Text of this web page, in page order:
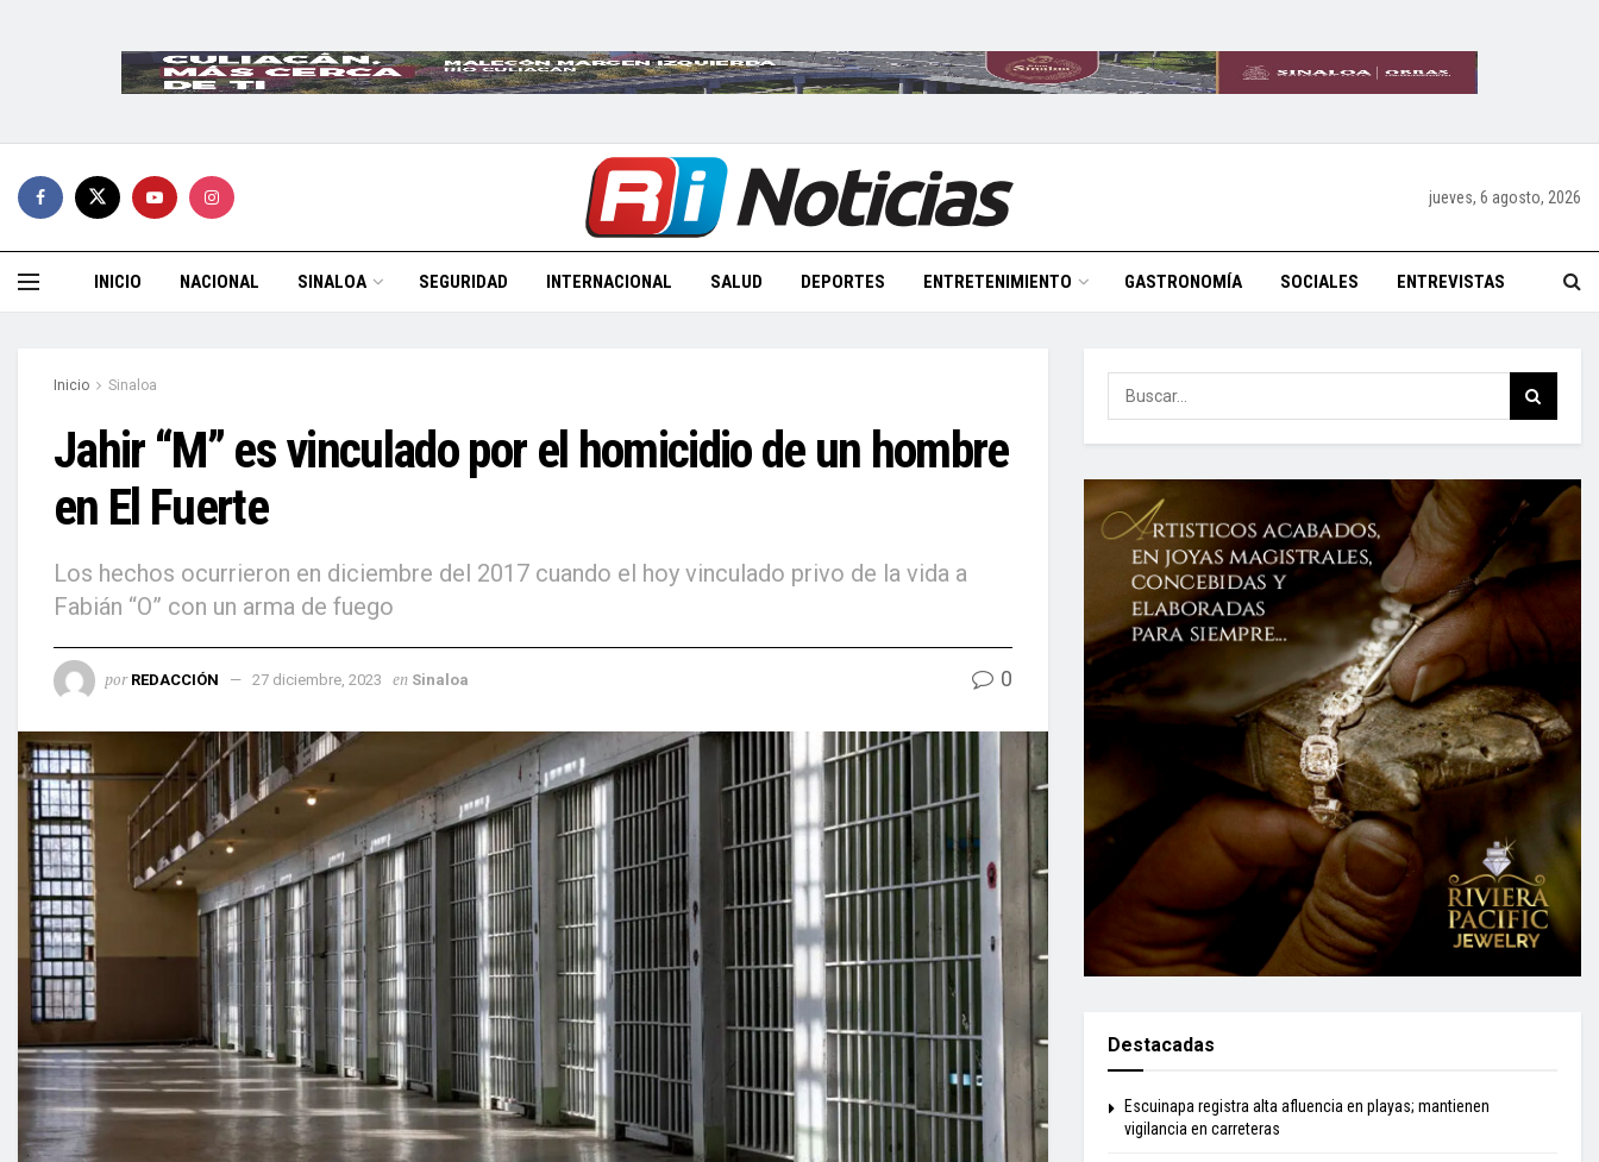
jueves, 6 agosto, 2026
INICIO NACIONAL SINALOA SEGURIDAD INTERNACIONAL SALUD DEPORTES ENTRETENIMIENTO GASTRONOMÍA SOCIALES ENTREVISTAS
Inicio Sinaloa
Jahir “M” es vinculado por el homicidio de un hombre
en El Fuerte
Los hechos ocurrieron en diciembre del 2017 cuando el hoy vinculado privo de la vida a
Fabián “O” con un arma de fuego
por REDACCIÓN 27 diciembre, 2023 en Sinaloa 0
Destacadas
Escuinapa registra alta afluencia en playas; mantienen
vigilancia en carreteras